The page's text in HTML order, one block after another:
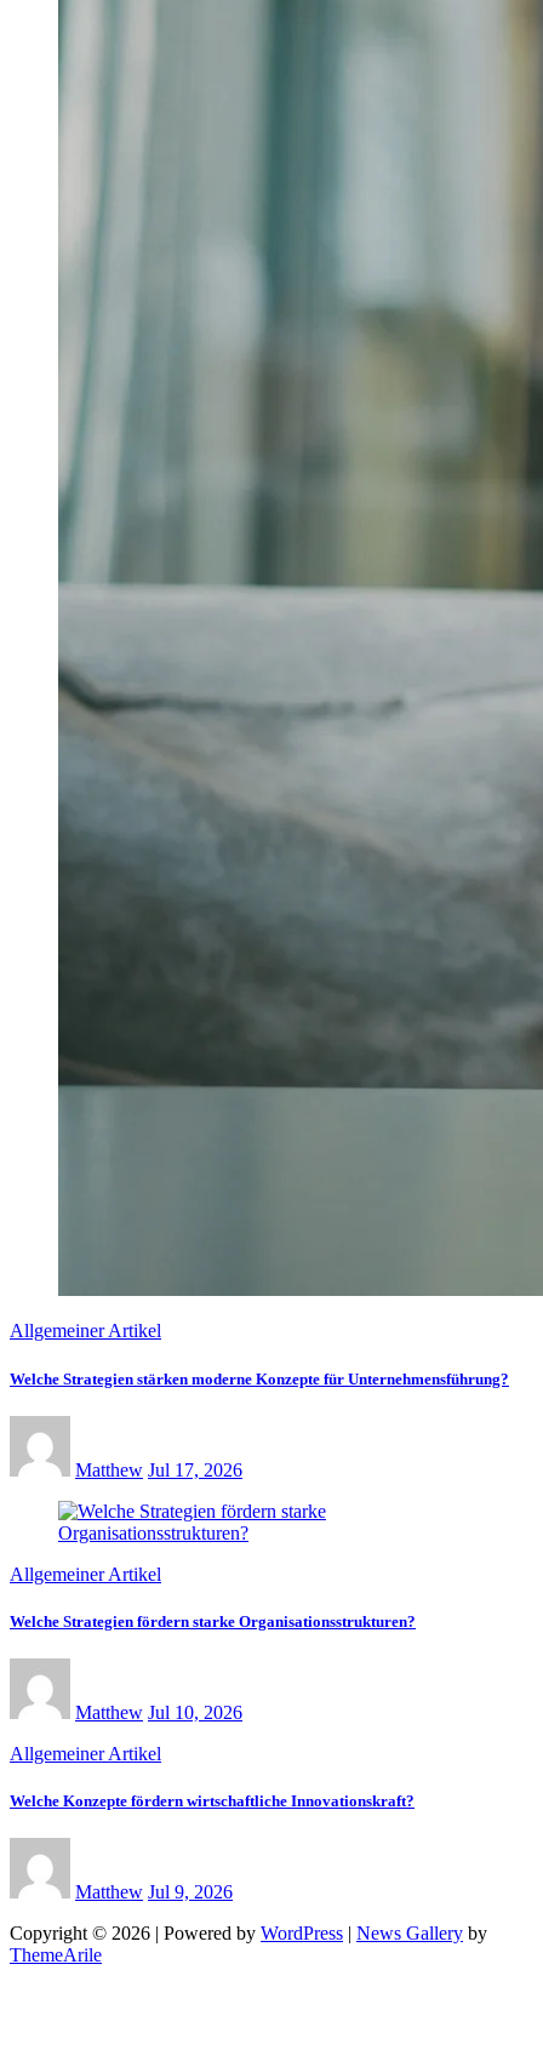
Allgemeiner Artikel
Welche Strategien stärken moderne Konzepte für Unternehmensführung?
Matthew Jul 17, 2026
Allgemeiner Artikel
Welche Strategien fördern starke Organisationsstrukturen?
Matthew Jul 10, 2026
Allgemeiner Artikel
Welche Konzepte fördern wirtschaftliche Innovationskraft?
Matthew Jul 9, 2026
Copyright © 2026 | Powered by WordPress | News Gallery by
ThemeArile